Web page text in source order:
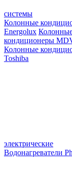
системы
Колонные
Energolux
кондиционеры
Колонные
Toshiba
электрические
Водонагреватели